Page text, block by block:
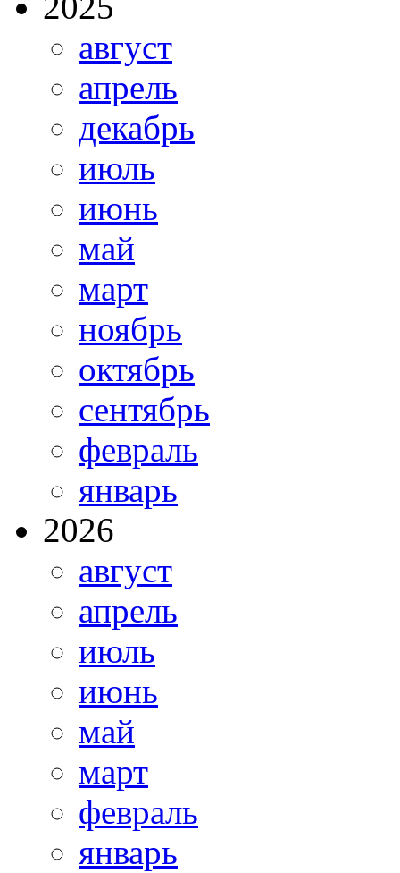
август
апрель
декабрь
июль
июнь
май
март
ноябрь
октябрь
сентябрь
февраль
январь
2026
август
апрель
июль
июнь
май
март
февраль
январь